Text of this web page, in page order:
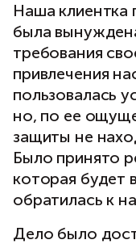
Наша клиентка
была
требования
привлечения
пользовалась
но, по ее
защиты не
Было принято
которая будет
обратилась к
Дело было